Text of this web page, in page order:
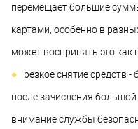
перемещает большие
картами, особенно в
может воспринять это как
резкое снятие средств
после зачисления
внимание службы